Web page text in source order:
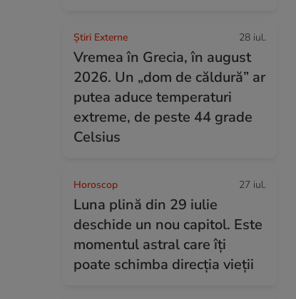
Știri Externe 28 iul.
Vremea în Grecia, în august
2026. Un „dom de căldură” ar
putea aduce temperaturi
extreme, de peste 44 grade
Celsius
Horoscop 27 iul.
Luna plină din 29 iulie
deschide un nou capitol. Este
momentul astral care îți
poate schimba direcția vieții